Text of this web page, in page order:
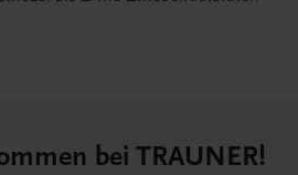
bei TRAUNER!